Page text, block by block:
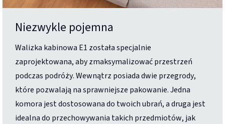
Niezwykle pojemna
Walizka kabinowa E1 została specjalnie
zaprojektowana, aby zmaksymalizować przestrzeń
podczas podróży. Wewnątrz posiada dwie przegrody,
które pozwalają na sprawniejsze pakowanie. Jedna
komora jest dostosowana do twoich ubrań, a druga jest
idealna do przechowywania takich przedmiotów, jak